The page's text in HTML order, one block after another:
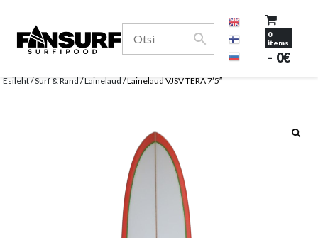
to
Fansurf Surfipood
Surfivarustuse e-pood
0
items
0€
Esileht/Surf & Rand /Lainelaud / Lainelaud VJSV TERA 7’5″